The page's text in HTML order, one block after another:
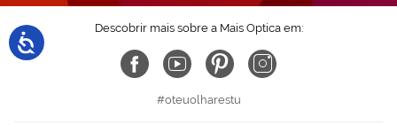
Descobrir mais sobre a Mais Optica em:
#oteuolharestu